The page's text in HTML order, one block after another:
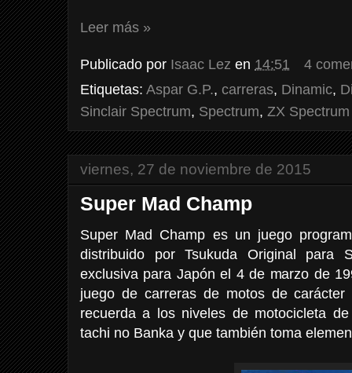
Leer más »
Publicado por Isaac Lez en 14:51
4
Etiquetas: Aspar G.P., carreras, Dinamic,
Sinclair Spectrum, Spectrum, ZX Spectrum
viernes, 27 de noviembre de 2015
Super Mad Champ
Super Mad Champ es un juego
distribuido por Tsukuda Original para
exclusiva para Japón el 4 de marzo de
juego de carreras de motos de
recuerda a los niveles de motocicleta
tachi no Banka y que también toma